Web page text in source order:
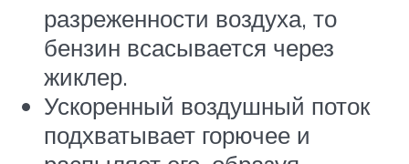
разреженности воздуха, то
бензин всасывается через
жиклер.
Ускоренный воздушный поток
подхватывает горючее и